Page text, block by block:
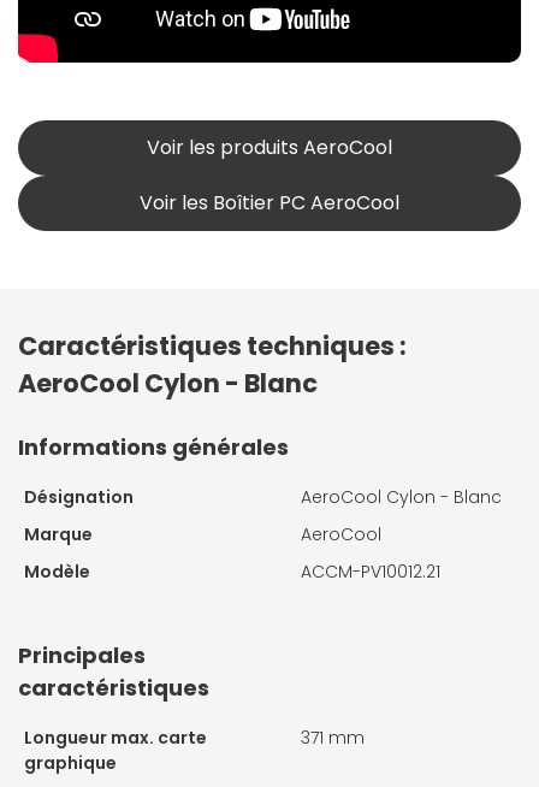
Voir les produits AeroCool
Voir les Boîtier PC AeroCool
Caractéristiques techniques :
AeroCool Cylon - Blanc
Informations générales
Désignation
AeroCool Cylon - Blanc
Marque
AeroCool
Modèle
ACCM-PV10012.21
Principales
caractéristiques
Longueur max. carte
graphique
371 mm